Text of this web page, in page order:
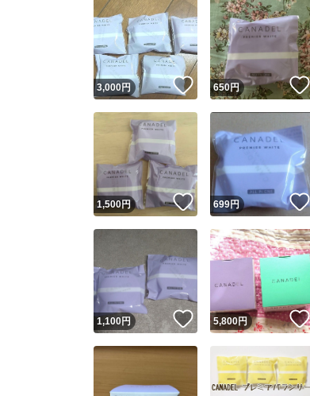
3,000円 いいね！
650円
1,500円 いいね！
699円
1,100円 いいね！
5,800円